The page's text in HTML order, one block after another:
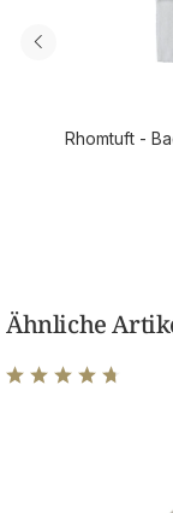
Rhomtuft -
Ähnliche